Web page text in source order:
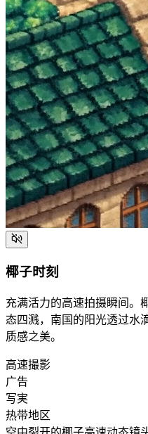
椰子时刻
充满活力的高速拍摄瞬间。
态四溅，南国的阳光透过水
质感之美。
高速撮影
广告
写実
热带地区